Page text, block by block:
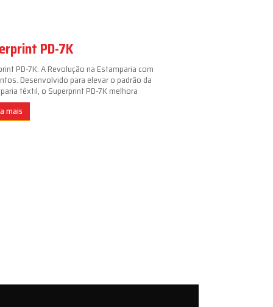
PD-7K
PD-7K: A Revolução na Estamparia com
Desenvolvido para elevar o padrão da
têxtil, o Superprint PD-7K melhora
mais